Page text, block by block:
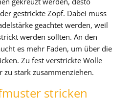
gestrickte Zopf. Dabei muss
geachtet werden, weil
werden sollten. An den
es mehr Faden, um über die
Zu fest verstrickte Wolle
zu stark zusammenziehen.
stricken